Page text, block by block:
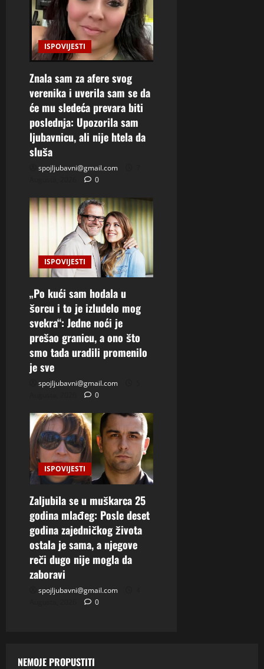
ISPOVIJESTI
Znala sam za afere svog
verenika i uverila sam se da
će mu sledeća prevara biti
poslednja: Upozorila sam
ljubavnicu, ali nije htela da
sluša
spojljubavni@gmail.com
0
ISPOVIJESTI
„Po kući sam hodala u
šorcu i to je izludelo mog
svekra“: Jedne noći je
prešao granicu, a ono što
smo tada uradili promenilo
je sve
spojljubavni@gmail.com
0
ISPOVIJESTI
Zaljubila se u muškarca 25
godina mlađeg: Posle deset
godina zajedničkog života
ostala je sama, a njegove
reči dugo nije mogla da
zaboravi
spojljubavni@gmail.com
0
NEMOJE PROPUSTITI